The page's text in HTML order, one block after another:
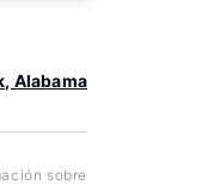
Alabama
sobre